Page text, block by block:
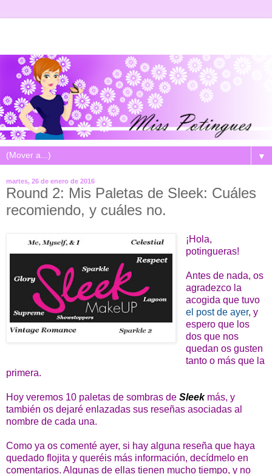
▼
martes, 26 de enero de 2016
Round 2: Mis Paletas de Sleek: Cuáles
recomiendo, y cuáles no.
¡Hola,
potingueras!
Antes de nada, os
agradezco la
acogida que tuvo
el post de ayer, y
espero que los
dos que nos
quedan os gusten
tanto o más que la
primera.
Hoy veremos 10 paletas de sombras de Sleek más, y
también os dejaré enlazadas sus reseñas asociadas al
nombre de cada una.
Como ya os comenté ayer, si hay alguna reseña que haya
quedado flojita y queréis más información, decídmelo en
comentarios. Algunas de ellas tienen mucho tiempo, y no